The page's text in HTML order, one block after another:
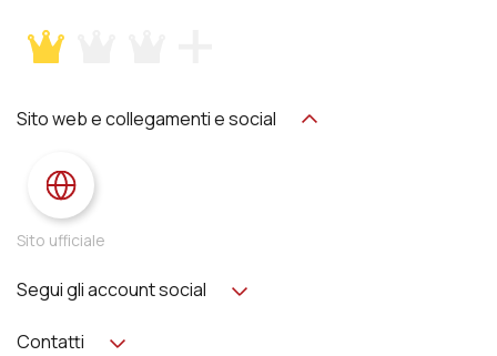
Sito web e collegamenti e social
Sito ufficiale
Segui gli account social
Contatti